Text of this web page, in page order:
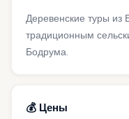
Деревенские туры из
традиционным
Бодрума.
💰 Цены